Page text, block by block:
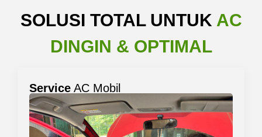
SOLUSI TOTAL UNTUK AC
DINGIN & OPTIMAL
Service AC Mobil